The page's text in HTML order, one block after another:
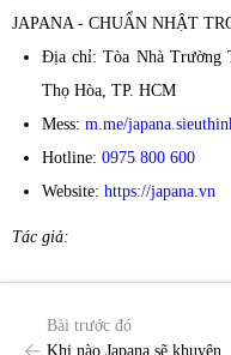
JAPANA - CHUẨN NHẬT
Địa chỉ: Tòa Nhà Trường
Thọ Hòa, TP. HCM
Mess: m.me/
Hotline: 0975 800 600
Website: https://japana.vn
Tác giả:
Bài trước đó
Khi nào Japana sẽ khuyên